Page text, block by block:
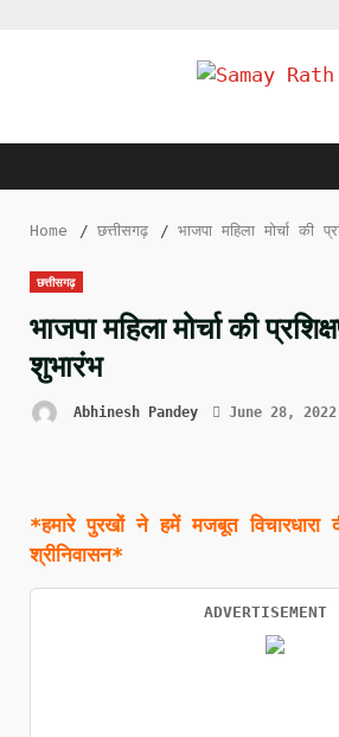
Home छत्तीसगढ़ भाजपा महिला मोर्चा की
छत्तीसगढ़
भाजपा महिला मोर्चा की
शुभारंभ
Abhinesh Pandey June 28, 2022
*हमारे पुरखों ने हमें मजबूत विचारधारा
श्रीनिवासन*
ADVERTISEMENT